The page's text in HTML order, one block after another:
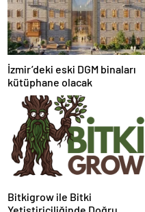
İzmir’deki eski DGM binaları
kütüphane olacak
Bitkigrow ile Bitki